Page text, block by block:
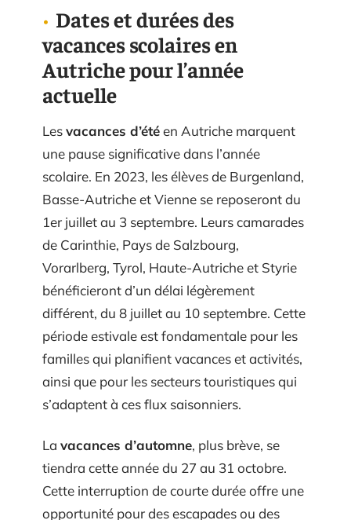
Dates et durées des
vacances scolaires en
Autriche pour l’année
actuelle
Lesvacances d’étéen Autriche marquent
une pause significative dans l’année
scolaire. En 2023, les élèves de Burgenland,
Basse-Autriche et Vienne se reposeront du
1er juillet au 3 septembre. Leurs camarades
de Carinthie, Pays de Salzbourg,
Vorarlberg, Tyrol, Haute-Autriche et Styrie
bénéficieront d’un délai légèrement
différent, du 8 juillet au 10 septembre. Cette
période estivale est fondamentale pour les
familles qui planifient vacances et activités,
ainsi que pour les secteurs touristiques qui
s’adaptent à ces flux saisonniers.
La vacances d’automne, plus brève, se
tiendra cette année du 27 au 31 octobre.
Cette interruption de courte durée offre une
opportunité pour des escapades ou des